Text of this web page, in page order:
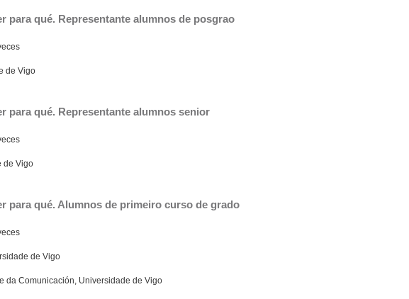
para qué. Representante alumnos de posgrao
de Vigo
para qué. Representante alumnos senior
de Vigo
para qué. Alumnos de primeiro curso de grado
de Vigo
da Comunicación, Universidade de Vigo